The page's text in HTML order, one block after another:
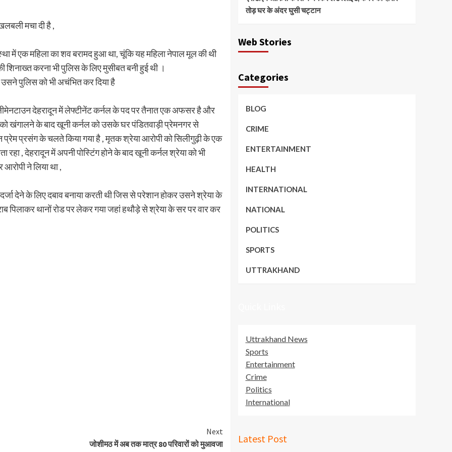
मचा दी है ,
में एक महिला का शव बरामद हुआ था, चूंकि यह महिला नेपाल मूल की थी
करना भी पुलिस के लिए मुसीबत बनी हुई थी ।
पुलिस को भी अचंभित कर दिया है
देहरादून में लेफ्टीनेंट कर्नल के पद पर तैनात एक अफसर है और
को खंगालने के बाद खूनी कर्नल को उसके घर पंडितवाड़ी प्रेमनगर से
प्रेम प्रसंग के चलते किया गया है , मृतक श्रेया आरोपी को सिलीगुढ़ी के एक
, देहरादून में अपनी पोस्टिंग होने के बाद खूनी कर्नल श्रेया को भी
ने लिया था ,
देने के लिए दबाव बनाया करती थी जिस से परेशान होकर उसने श्रेया के
पिलाकर थानों रोड पर लेकर गया जहां हथौड़े से श्रेया के सर पर वार कर
Next
जोशीमठ में अब तक मात्र 80 परिवारों को मुआवजा
तोड़ घर के अंदर घुसी चट्टान
Web Stories
Categories
BLOG
CRIME
ENTERTAINMENT
HEALTH
INTERNATIONAL
NATIONAL
POLITICS
SPORTS
UTTRAKHAND
Uttrakhand News
Sports
Entertainment
Crime
Politics
International
Latest Post